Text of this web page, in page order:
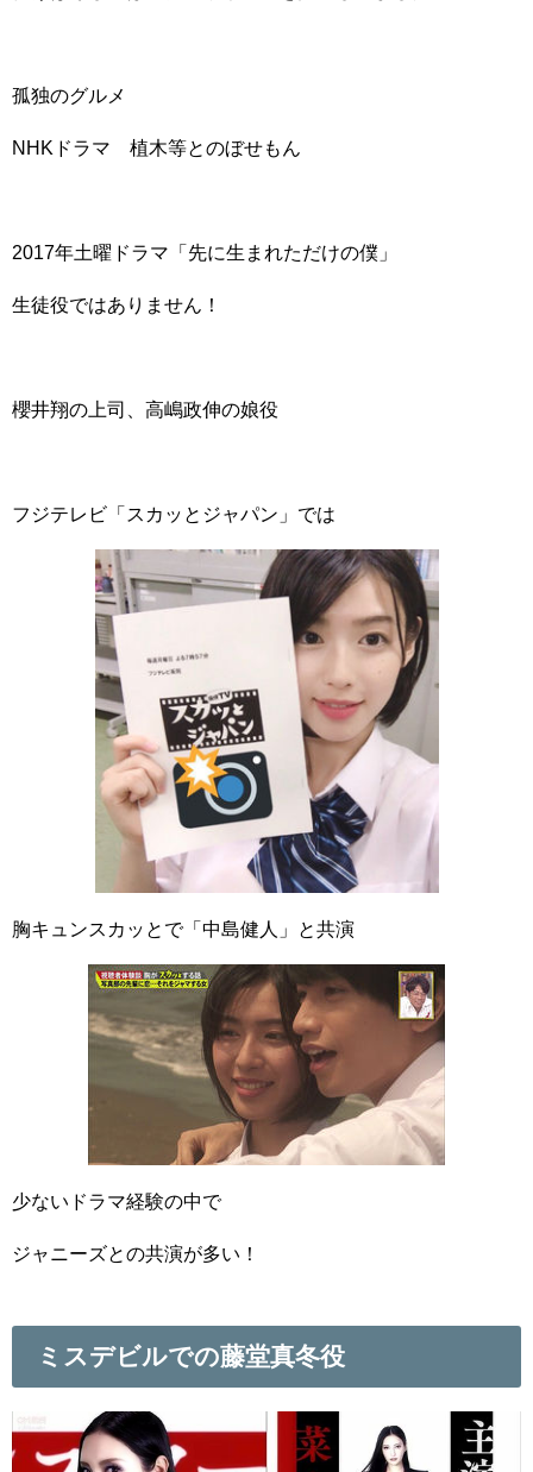
孤独のグルメ
NHKドラマ 植木等とのぼせもん
2017年土曜ドラマ「先に生まれただけの僕」
生徒役ではありません！
櫻井翔の上司、高嶋政伸の娘役
フジテレビ「スカッとジャパン」では
胸キュンスカッとで「中島健人」と共演
少ないドラマ経験の中で
ジャニーズとの共演が多い！
ミスデビルでの藤堂真冬役